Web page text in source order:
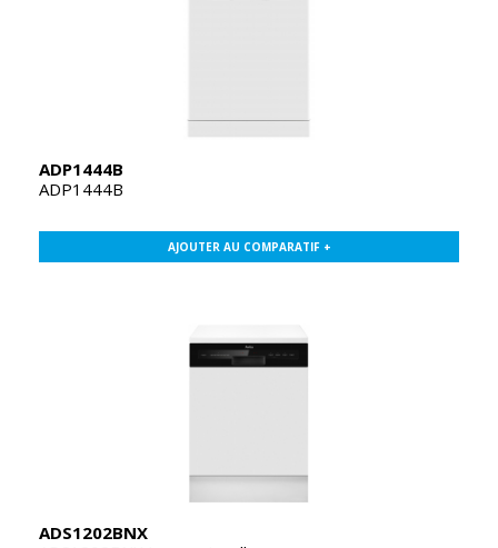
ADP1444B
ADP1444B
AJOUTER AU COMPARATIF +
ADS1202BNX